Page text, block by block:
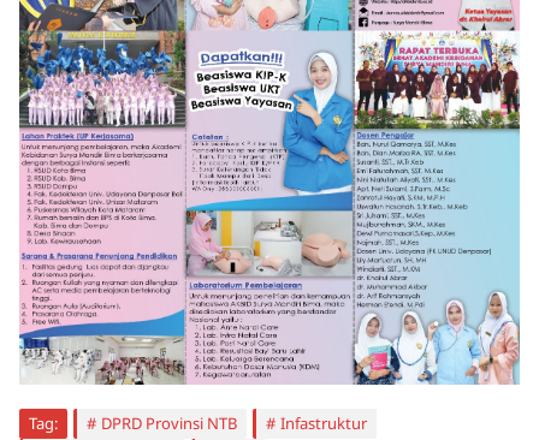
Tag: DPRD Provinsi NTB
Infastruktur